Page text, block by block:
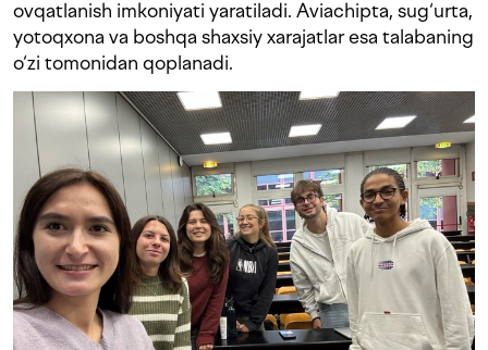
ovqatlanish imkoniyati yaratiladi. Aviachipta, sug‘urta,
yotoqxona va boshqa shaxsiy xarajatlar esa talabaning
o‘zi tomonidan qoplanadi.